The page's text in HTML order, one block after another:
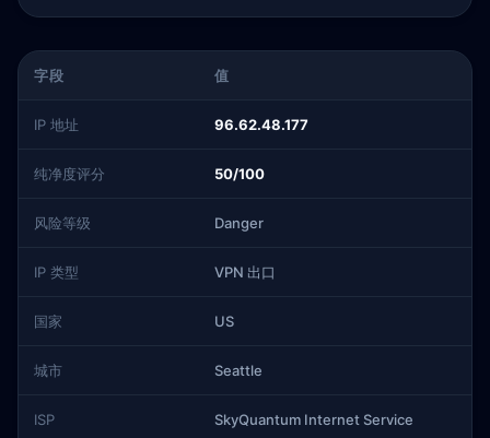
字段 值
IP 地址 96.62.48.177
纯净度评分 50/100
风险等级 Danger
IP 类型 VPN 出口
国家 US
城市 Seattle
ISP SkyQuantum Internet Service